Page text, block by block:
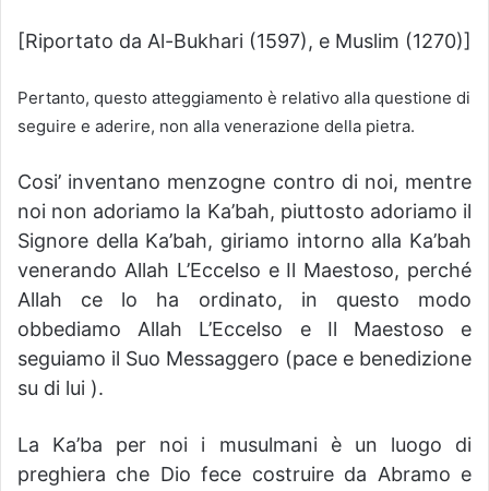
[Riportato da Al-Bukhari (1597), e Muslim (1270)]
Pertanto, questo atteggiamento è relativo alla questione di
seguire e aderire, non alla venerazione della pietra.
Cosi’ inventano menzogne contro di noi, mentre
noi non adoriamo la Ka’bah, piuttosto adoriamo il
Signore della Ka’bah, giriamo intorno alla Ka’bah
venerando Allah L’Eccelso e Il Maestoso, perché
Allah ce lo ha ordinato, in questo modo
obbediamo Allah L’Eccelso e Il Maestoso e
seguiamo il Suo Messaggero (pace e benedizione
su di lui ).
La Ka’ba per noi i musulmani è un luogo di
preghiera che Dio fece costruire da Abramo e